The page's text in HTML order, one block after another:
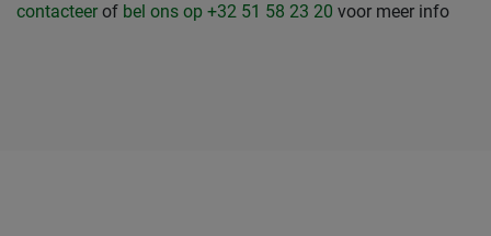
contacteer of bel ons op +32 51 58 23 20 voor meer info